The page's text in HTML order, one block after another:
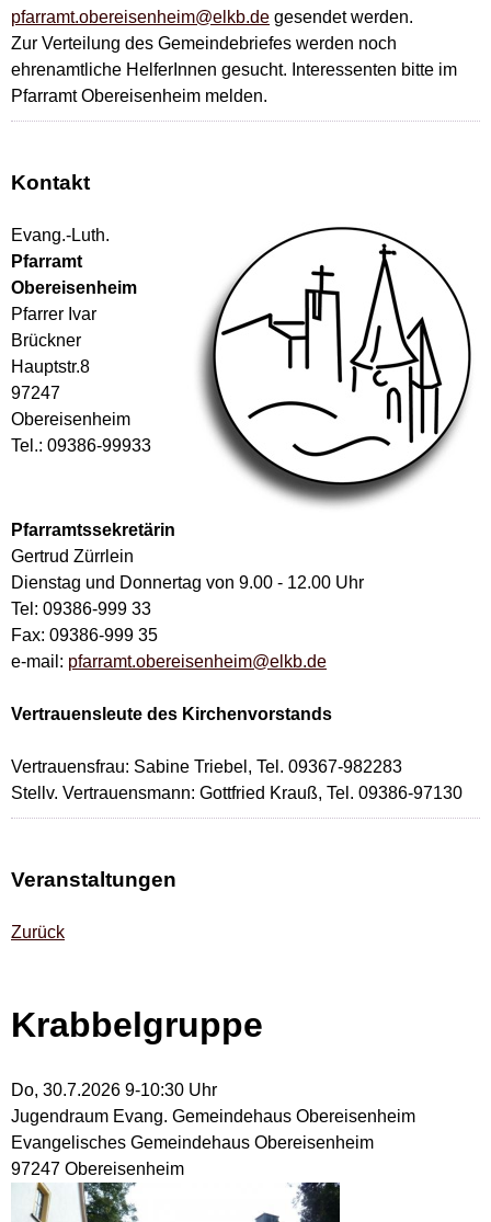
pfarramt.obereisenheim@elkb.de gesendet werden.
Zur Verteilung des Gemeindebriefes werden noch
ehrenamtliche HelferInnen gesucht. Interessenten bitte im
Pfarramt Obereisenheim melden.
Kontakt
Evang.-Luth.
Pfarramt
Obereisenheim
Pfarrer Ivar
Brückner
Hauptstr.8
97247
Obereisenheim
Tel.: 09386-99933
Pfarramtssekretärin
Gertrud Zürrlein
Dienstag und Donnertag von 9.00 - 12.00 Uhr
Tel: 09386-999 33
Fax: 09386-999 35
e-mail: pfarramt.obereisenheim@elkb.de
Vertrauensleute des Kirchenvorstands
Vertrauensfrau: Sabine Triebel, Tel. 09367-982283
Stellv. Vertrauensmann: Gottfried Krauß, Tel. 09386-97130
Veranstaltungen
Zurück
Krabbelgruppe
Do, 30.7.2026 9-10:30 Uhr
Jugendraum Evang. Gemeindehaus Obereisenheim
Evangelisches Gemeindehaus Obereisenheim
97247 Obereisenheim